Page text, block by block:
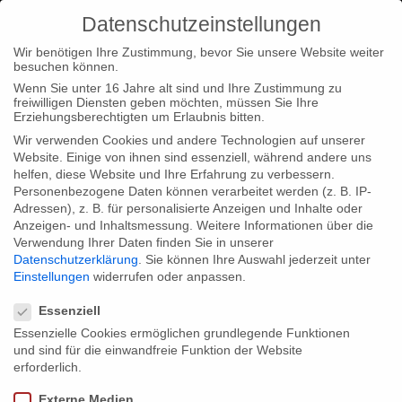
Home Typ|Standort gebrueder beetz filmproduktion Berlin
gebrueder beetz filmproduktion Berlin
Previous
und Freiheit als “Best Documentary Series 2020” beim
Datenschutzeinstellungen
Wir benötigen Ihre Zustimmung, bevor Sie unsere Website weiter
besuchen können.
Wenn Sie unter 16 Jahre alt sind und Ihre Zustimmung zu
freiwilligen Diensten geben möchten, müssen Sie Ihre
Erziehungsberechtigten um Erlaubnis bitten.
Wir verwenden Cookies und andere Technologien auf unserer
Website. Einige von ihnen sind essenziell, während andere uns
helfen, diese Website und Ihre Erfahrung zu verbessern.
Personenbezogene Daten können verarbeitet werden (z. B. IP-
Adressen), z. B. für personalisierte Anzeigen und Inhalte oder
Anzeigen- und Inhaltsmessung. Weitere Informationen über die
Verwendung Ihrer Daten finden Sie in unserer
Datenschutzerklärung
Sie können Ihre Auswahl jederzeit unter
Einstellungen widerrufen oder anpassen.
Essenziell
Essenzielle Cookies ermöglichen grundlegende Funktionen
und sind für die einwandfreie Funktion der Website
erforderlich.